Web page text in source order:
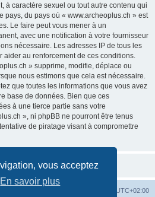
vous acceptez
En savoir plus
à caractère sexuel ou tout autre contenu qui
pays, du pays où « www.archeoplus.ch » est
Le faire peut vous mener à un
avec une notification à votre fournisseur
nécessaire. Les adresses IP de tous les
aider au renforcement de ces conditions.
» supprime, modifie, déplace ou
nous estimons que cela est nécessaire.
que toutes les informations que vous avez
base de données. Bien que ces
à une tierce partie sans votre
», ni phpBB ne pourront être tenus
de piratage visant à compromettre
UTC+02:00